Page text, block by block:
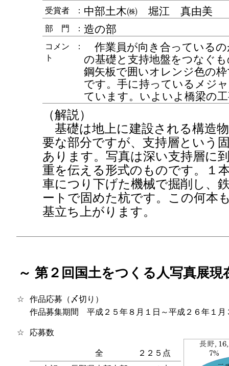
受賞者 ： 中部土木㈱ 堀江 真由美
部 門 ： 造の部
コメン
ト
：
作業員が向き合っている
の基礎と支持地盤をつなぐ
鋼矢板で囲いオレンジ色の
です。手に持っているメジ
ています。いよいよ橋梁の
（解説）
基礎は地上に建設される構造
要な部分ですが、支持層という
あります。写真は深い支持層に
重を伝える形式のものです。１
車につり下げた機械で掘削し、
ートで固めた杭です。この何本
基立ち上がります。
～ 第２回国土をつくる人写真展
☆
作品応募（〆切り）
作品募集期間 平成２５年８月１日～平成２６年１月
☆ 応募数
全
２２５点